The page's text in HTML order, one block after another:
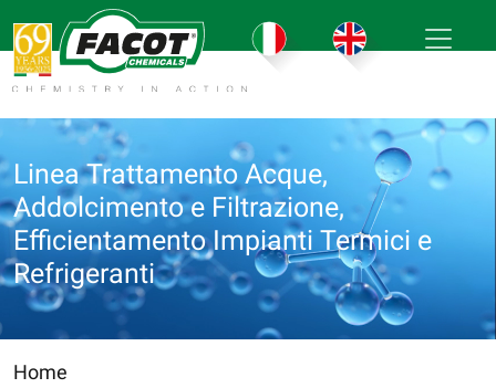
Linea Trattamento Acque,
Addolcimento e Filtrazione,
Efficientamento Impianti Termici e
Refrigeranti
Home